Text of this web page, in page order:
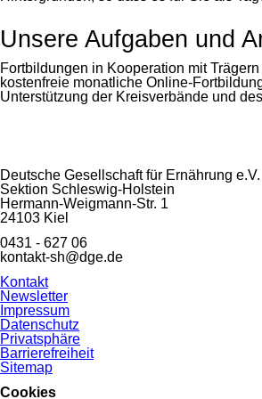
Unsere Aufgaben und
Fortbildungen in Kooperation mit
kostenfreie monatliche Online-
Unterstützung der Kreisverbände und
Deutsche Gesellschaft für Ernährung e.V.
Sektion Schleswig-Holstein
Hermann-Weigmann-Str. 1
24103 Kiel
0431 - 627 06
kontakt-sh@dge.de
Navigation
überspringen
Kontakt
Newsletter
Impressum
Datenschutz
Privatsphäre
Barrierefreiheit
Sitemap
Cookies